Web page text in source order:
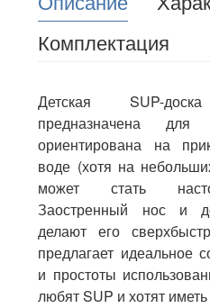
Комплектация
Детская SUP-
предназначена
ориентирована на
воде (хотя на
может стать
Заостренный нос и
делают его
предлагает идеальное
и простоты
любят SUP и хотят